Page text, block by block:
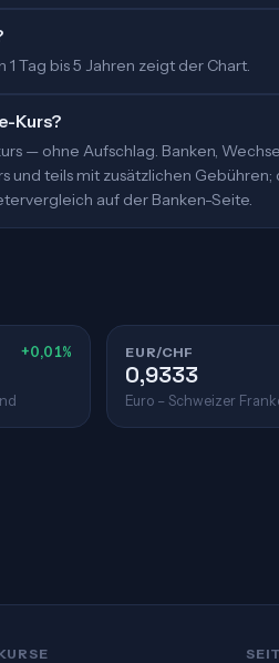
1 Tag bis 5 Jahren zeigt der Chart.
Kurs?
— ohne Aufschlag. Banken,
teils mit zusätzlichen
auf der Banken-Seite.
+0,01% EUR/CHF
0,9333
Euro – Schweizer